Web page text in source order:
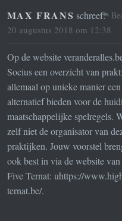
MAX FRANS schreef:
20 augustus 2018 om 12:38
Op de website
Socius een overzicht van
allemaal op unieke manier een
alternatief bieden voor de
maatschappelijke spelregels.
zelf niet de organisator van
praktijken. Jouw voorstel
ook best in via de website
Five Ternat: uhttps://
ternat.be/.